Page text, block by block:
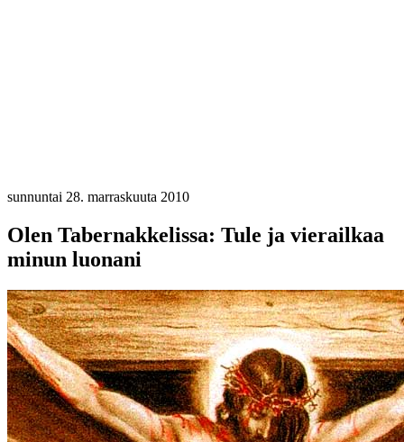
sunnuntai 28. marraskuuta 2010
Olen Tabernakkelissa: Tule ja vierailkaa
minun luonani